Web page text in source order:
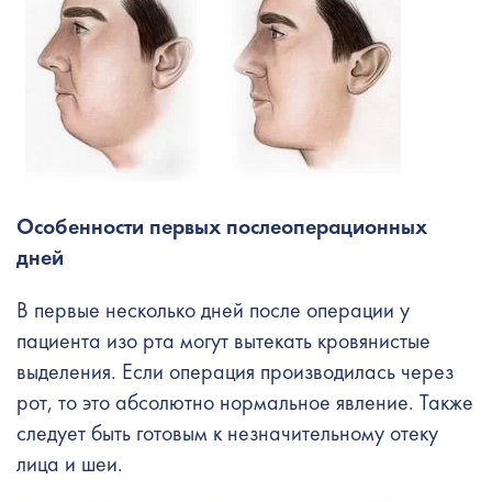
Особенности первых послеоперационных
дней
В первые несколько дней после операции у
пациента изо рта могут вытекать кровянистые
выделения. Если операция производилась через
рот, то это абсолютно нормальное явление. Также
следует быть готовым к незначительному отеку
лица и шеи.